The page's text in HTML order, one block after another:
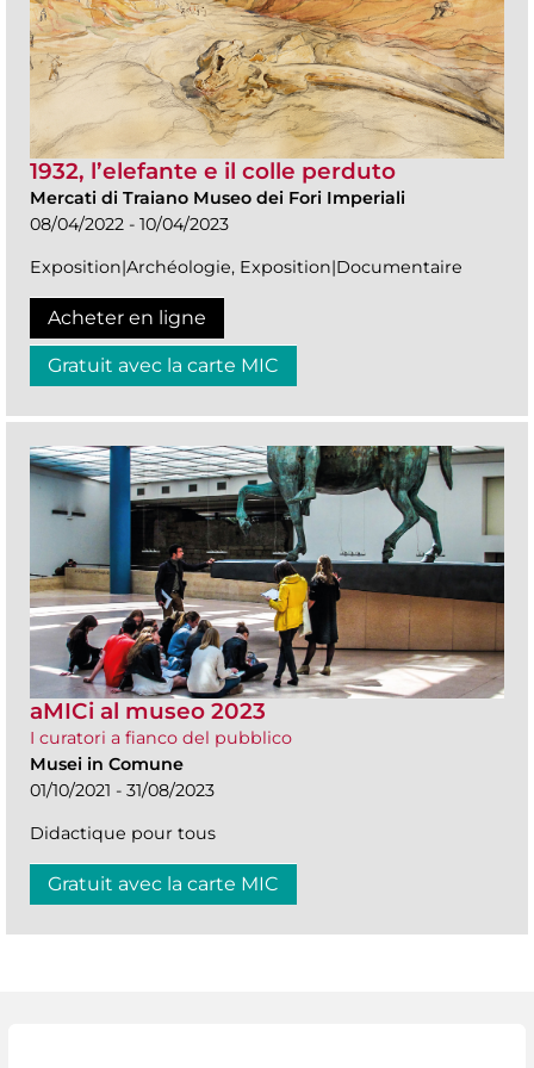
1932, l’elefante e il colle perduto
Mercati di Traiano Museo dei Fori Imperiali
08/04/2022 - 10/04/2023
Exposition|Archéologie, Exposition|Documentaire
Acheter en ligne
Gratuit avec la carte MIC
aMICi al museo 2023
I curatori a fianco del pubblico
Musei in Comune
01/10/2021 - 31/08/2023
Didactique pour tous
Gratuit avec la carte MIC